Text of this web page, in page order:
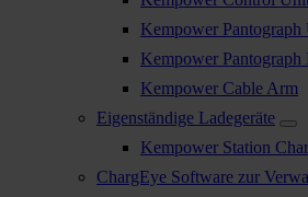
Kempower Pantograph
Kempower Pantograph
Kempower Cable Arm
Eigenständige Ladegeräte
Kempower Station
ChargEye Software zur